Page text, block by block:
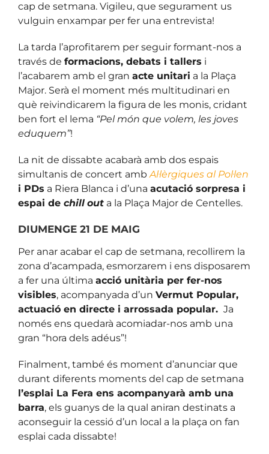
cap de setmana. Vigileu, que segurament us
vulguin enxampar per fer una entrevista!
La tarda l’aprofitarem per seguir formant-nos a
través de formacions, debats i tallers i
l’acabarem amb el gran acte unitari a la Plaça
Major. Serà el moment més multitudinari en
què reivindicarem la figura de les monis, cridant
ben fort el lema “Pel món que volem, les joves
eduquem”!
La nit de dissabte acabarà amb dos espais
simultanis de concert amb Al·lèrgiques al Pol·len
i PDs a Riera Blanca i d’una acutació sorpresa i
espai de chill out a la Plaça Major de Centelles.
DIUMENGE 21 DE MAIG
Per anar acabar el cap de setmana, recollirem la
zona d’acampada, esmorzarem i ens disposarem
a fer una última acció unitària per fer-nos
visibles, acompanyada d’un Vermut Popular,
actuació en directe i arrossada popular. Ja
només ens quedarà acomiadar-nos amb una
gran “hora dels adéus”!
Finalment, també és moment d’anunciar que
durant diferents moments del cap de setmana
l’esplai La Fera ens acompanyarà amb una
barra, els guanys de la qual aniran destinats a
aconseguir la cessió d’un local a la plaça on fan
esplai cada dissabte!